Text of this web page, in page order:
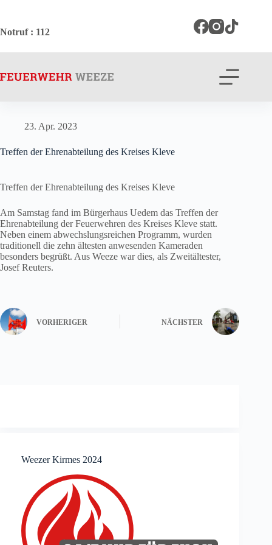
springen
Notruf: 112
23. Apr. 2023
Treffen der Ehrenabteilung des Kreises Kleve
Treffen der Ehrenabteilung des Kreises Kleve
Am Samstag fand im Bürgerhaus Uedem das Treffen der
Ehrenabteilung der Feuerwehren des Kreises Kleve statt.
Neben einem abwechslungsreichen Programm, wurden
traditionell die zehn ältesten anwesenden Kameraden
besonders begrüßt. Aus Weeze war dies, als Zweitältester,
Josef Reuters.
VORHERIGER NÄCHSTER
Weezer Kirmes 2024